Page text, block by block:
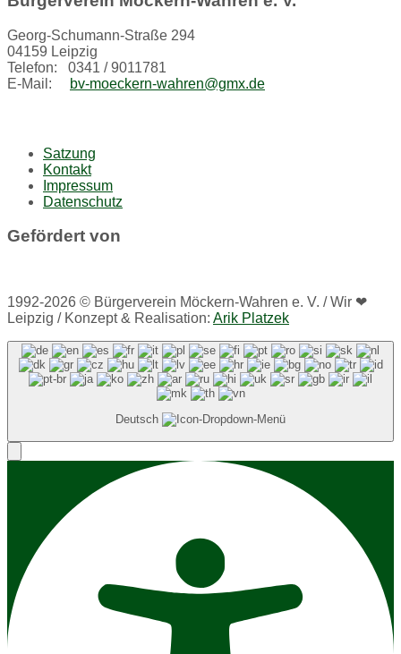
Georg-Schumann-Straße 294
04159 Leipzig
Telefon: 0341 / 9011781
E-Mail:
bv-moeckern-wahren@gmx.de
Satzung
Kontakt
Impressum
Datenschutz
Gefördert von
1992-2026 © Bürgerverein Möckern-Wahren e. V. / Wir ❤
Leipzig / Konzept & Realisation: Arik Platzek
Deutsch